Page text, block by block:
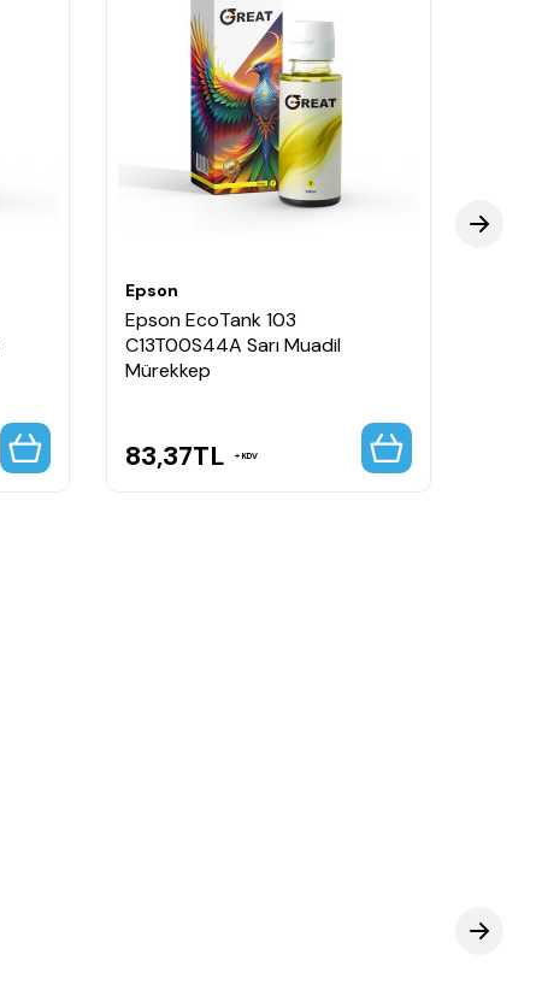
Epson
Epson EcoTank 103
C13T00S44A Sarı Muadil
Mürekkep
83,37TL KDV